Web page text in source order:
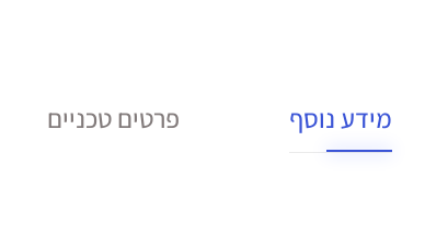
מידע נוסף פרטים טכניים